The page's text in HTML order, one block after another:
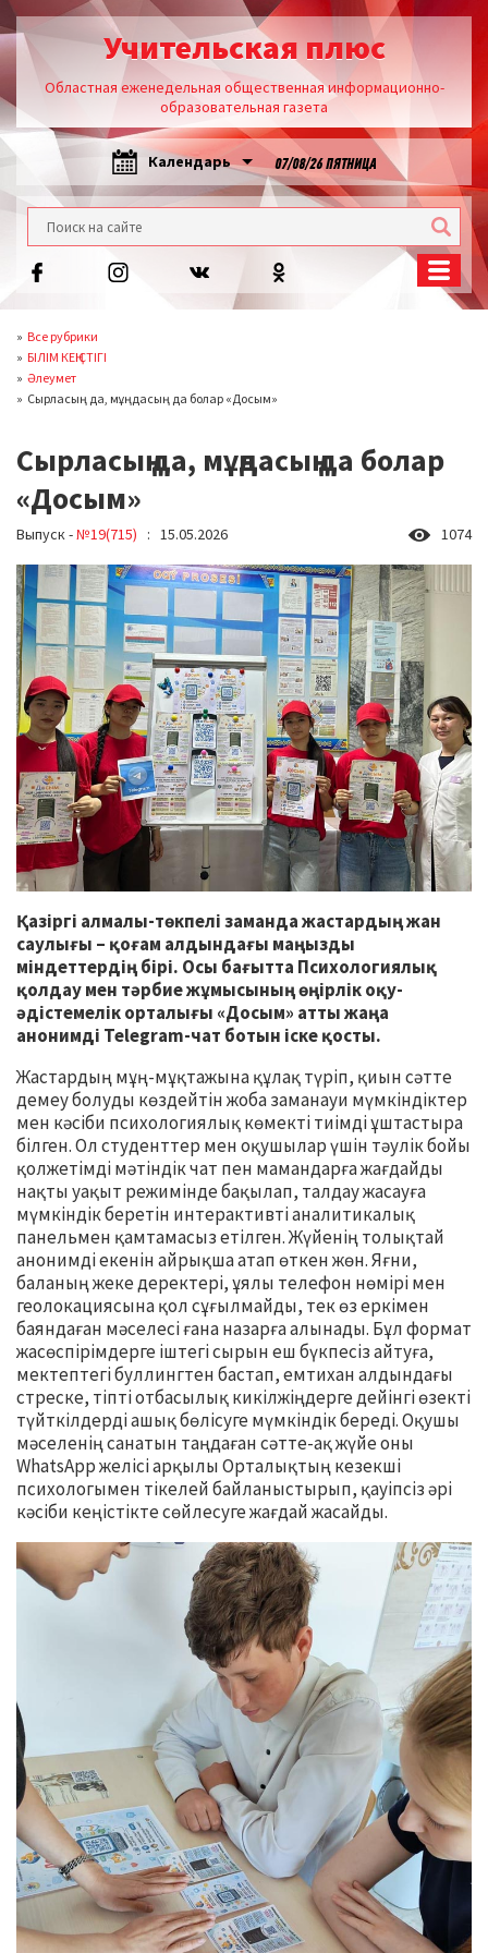
Учительская плюс
Областная еженедельная общественная информационно-
образовательная газета
Календарь 07/08/26 ПЯТНИЦА
Все рубрики
БІЛІМ КЕҢІСТІГІ
Әлеумет
Сырласың да, мұңдасың да болар «Досым»
Сырласың да, мұңдасың да болар
«Досым»
Выпуск -№19(715) : 15.05.2026 1074
Қазіргі алмалы-төкпелі заманда жастардың жан
саулығы – қоғам алдындағы маңызды
міндеттердің бірі. Осы бағытта Психологиялық
қолдау мен тәрбие жұмысының өңірлік оқу-
әдістемелік орталығы «Досым» атты жаңа
анонимді Telegram-чат ботын іске қосты.
Жастардың мұң-мұқтажына құлақ түріп, қиын сәтте
демеу болуды көздейтін жоба заманауи мүмкіндіктер
мен кәсіби психологиялық көмекті тиімді ұштастыра
білген. Ол студенттер мен оқушылар үшін тәулік бойы
қолжетімді мәтіндік чат пен мамандарға жағдайды
нақты уақыт режимінде бақылап, талдау жасауға
мүмкіндік беретін интерактивті аналитикалық
панельмен қамтамасыз етілген. Жүйенің толықтай
анонимді екенін айрықша атап өткен жөн. Яғни,
баланың жеке деректері, ұялы телефон нөмірі мен
геолокациясына қол сұғылмайды, тек өз еркімен
баяндаған мәселесі ғана назарға алынады. Бұл формат
жасөспірімдерге іштегі сырын еш бүкпесіз айтуға,
мектептегі буллингтен бастап, емтихан алдындағы
стреске, тіпті отбасылық кикілжіңдерге дейінгі өзекті
түйткілдерді ашық бөлісуге мүмкіндік береді. Оқушы
мәселенің санатын таңдаған сәтте-ақ жүйе оны
WhatsApp желісі арқылы Орталықтың кезекші
психологымен тікелей байланыстырып, қауіпсіз әрі
кәсіби кеңістікте сөйлесуге жағдай жасайды.